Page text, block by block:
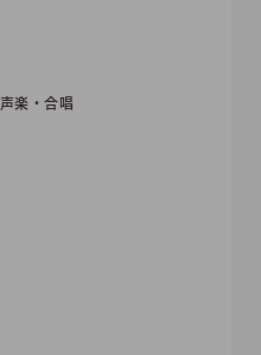
声楽・合唱